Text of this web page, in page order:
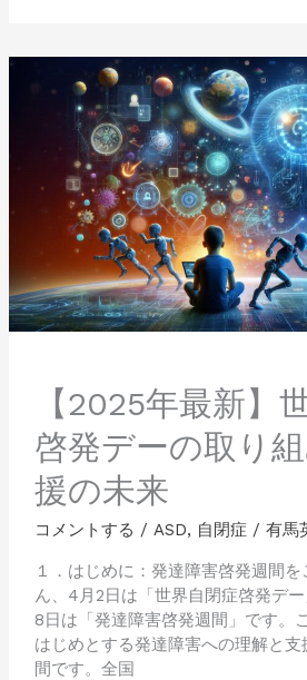
【2025年最新】
啓発デーの取り
援の未来
コメントする / ASD, 自閉症 / 有馬
１．はじめに：発達障害啓発週間
ん、4月2日は「世界自閉症啓発デ
8日は「発達障害啓発週間」です。
はじめとする発達障害への理解と
間です。全国
界
啓
発
デ
り
組
み
と
AI
援
の
未
来